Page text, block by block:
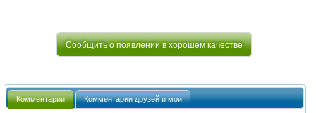
Сообщить о появлении в хорошем качестве
Комментарии Комментарии друзей и мои